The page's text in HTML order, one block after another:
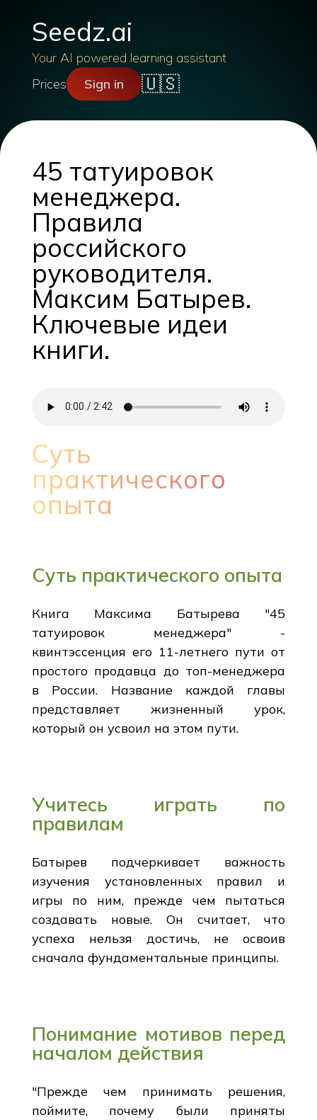
Seedz.ai
Your AI powered learning assistant
Prices
Sign in 🇺🇸
45 татуировок
менеджера.
Правила
российского
руководителя.
Максим Батырев.
Ключевые идеи
книги.
Суть
практического
опыта
Суть практического опыта
Книга Максима Батырева "45
татуировок менеджера" -
квинтэссенция его 11-летнего пути от
простого продавца до топ-менеджера
в России. Название каждой главы
представляет жизненный урок,
который он усвоил на этом пути.
Учитесь играть по
правилам
Батырев подчеркивает важность
изучения установленных правил и
игры по ним, прежде чем пытаться
создавать новые. Он считает, что
успеха нельзя достичь, не освоив
сначала фундаментальные принципы.
Понимание мотивов перед
началом действия
"Прежде чем принимать решения,
поймите, почему были приняты